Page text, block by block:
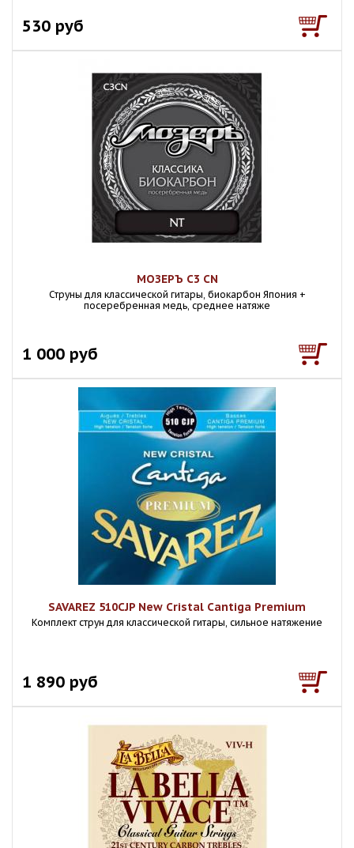
530 руб
МОЗЕРЪ C3 CN
Струны для классической гитары, биокарбон Япония +
посеребренная медь, среднее натяже
1 000 руб
SAVAREZ 510CJP New Cristal Cantiga Premium
Комплект струн для классической гитары, сильное натяжение
1 890 руб